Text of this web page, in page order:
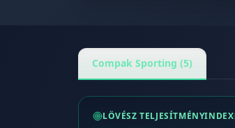
Compak Sporting (5)
LÖVÉSZ TELJESÍTMÉNYINDEX